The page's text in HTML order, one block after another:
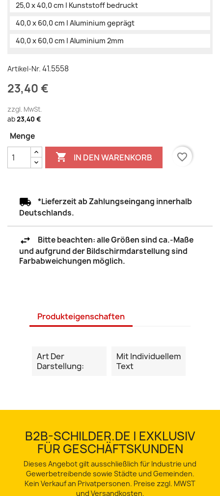
25,0 x 40,0 cm | Kunststoff bedruckt
40,0 x 60,0 cm | Aluminium geprägt
40,0 x 60,0 cm | Aluminium 2mm
Artikel-Nr. 41.5558
23,40 €
zzgl. MwSt.
ab23,40 €
Menge
 IN DEN WARENKORB favorite_border
*Lieferzeit ab Zahlungseingang innerhalb
Deutschlands.
Bitte beachten: alle Größen sind ca.-Maße
und aufgrund der Bildschirmdarstellung sind
Farbabweichungen möglich.
Produkteigenschaften
Art Der
Darstellung:
Mit Individuellem
Text
B2B-SCHILDER.DE | EXKLUSIV
FÜR GESCHÄFTSKUNDEN
Dieses Angebot gilt ausschließlich für Industrie und
Gewerbetreibende sowie Städte und Gemeinden.
Kein Verkauf an Privatpersonen. Preise zzgl. MWST
und Versandkosten.